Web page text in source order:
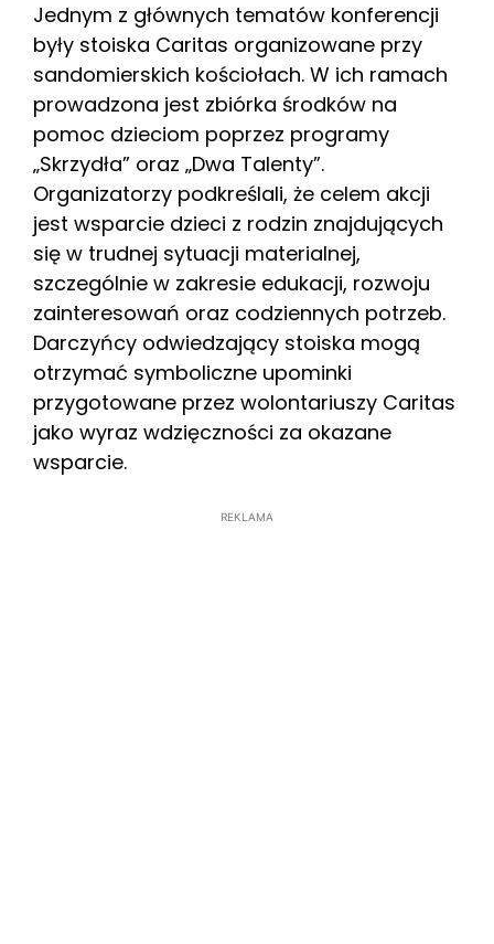
Jednym z głównych tematów konferencji
były stoiska Caritas organizowane przy
sandomierskich kościołach. W ich ramach
prowadzona jest zbiórka środków na
pomoc dzieciom poprzez programy
„Skrzydła” oraz „Dwa Talenty”.
Organizatorzy podkreślali, że celem akcji
jest wsparcie dzieci z rodzin znajdujących
się w trudnej sytuacji materialnej,
szczególnie w zakresie edukacji, rozwoju
zainteresowań oraz codziennych potrzeb.
Darczyńcy odwiedzający stoiska mogą
otrzymać symboliczne upominki
przygotowane przez wolontariuszy Caritas
jako wyraz wdzięczności za okazane
wsparcie.
REKLAMA